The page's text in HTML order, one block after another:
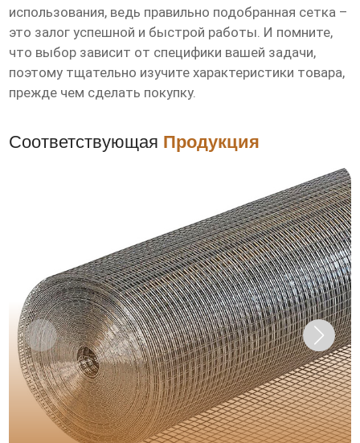
использования, ведь правильно подобранная сетка –
это залог успешной и быстрой работы. И помните,
что выбор зависит от специфики вашей задачи,
поэтому тщательно изучите характеристики товара,
прежде чем сделать покупку.
Соответствующая Продукция